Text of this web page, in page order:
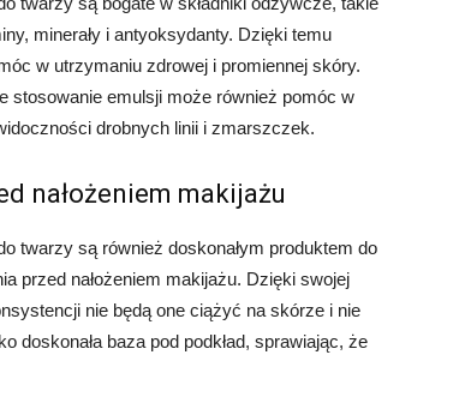
minerały i antyoksydanty. Dzięki temu
w utrzymaniu zdrowej i promiennej skóry.
stosowanie emulsji może również pomóc w
drobnych linii i zmarszczek.
nałożeniem makijażu
twarzy są również doskonałym produktem do
przed nałożeniem makijażu. Dzięki swojej
nie będą one ciążyć na skórze i nie
doskonała baza pod podkład, sprawiając, że